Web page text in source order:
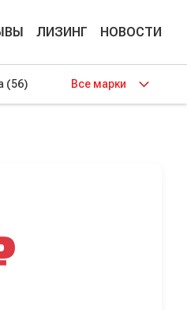
ЛИЗИНГ НОВОСТИ
(56) Все марки